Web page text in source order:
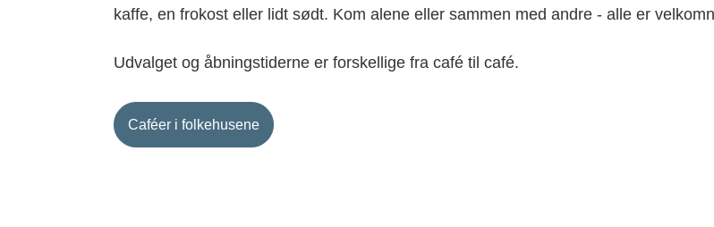
kaffe, en frokost eller lidt sødt. Kom alene eller sammen med andre - alle er
Udvalget og åbningstiderne er forskellige fra café til café.
Caféer i folkehusene